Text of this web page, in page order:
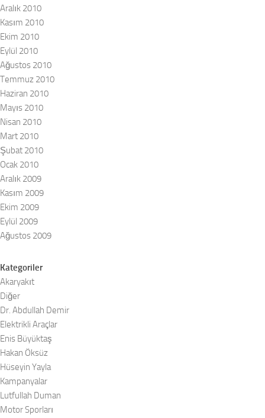
Aralık 2010
Kasım 2010
Ekim 2010
Eylül 2010
Ağustos 2010
Temmuz 2010
Haziran 2010
Mayıs 2010
Nisan 2010
Mart 2010
Şubat 2010
Ocak 2010
Aralık 2009
Kasım 2009
Ekim 2009
Eylül 2009
Ağustos 2009
Kategoriler
Akaryakıt
Diğer
Dr. Abdullah Demir
Elektrikli Araçlar
Enis Büyüktaş
Hakan Öksüz
Hüseyin Yayla
Kampanyalar
Lutfullah Duman
Motor Sporları